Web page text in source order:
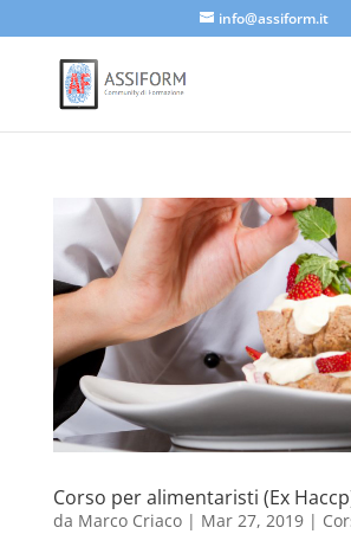
info@assiform.it
Corso per alimentaristi (Ex
da Marco Criaco| Mar 27, 2019|